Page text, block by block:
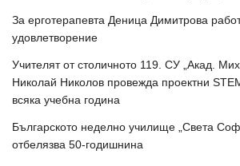
За ерготерапевта Деница Димитрова
удовлетворение
Учителят от столичното 119. СУ „Акад.
Николай Николов провежда проектни
всяка учебна година
Българското неделно училище „Света
отбелязва 50-годишнина